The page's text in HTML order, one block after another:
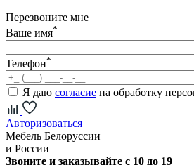
Перезвоните мне
Ваше имя*
Телефон*
Я даю согласие на обработку
Авторизоваться
Мебель Белоруссии
и России
Звоните и заказывайте с 10 до 19